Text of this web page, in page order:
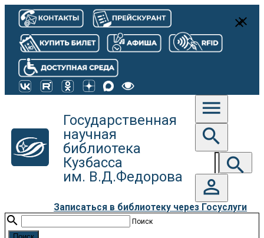
Государственная
научная
библиотека
Кузбасса
им. В.Д.Федорова
menu
search
search
person_outline
Записаться в библиотеку через Госуслуги
close
search Поиск
close